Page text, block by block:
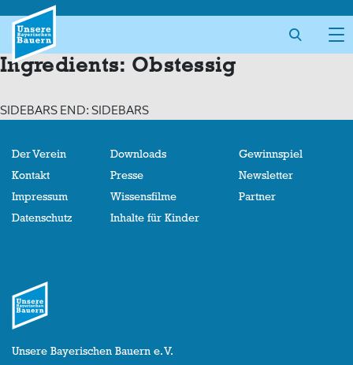
content
Ingredients: Obstessig
SIDEBARS END: SIDEBARS
Der Verein
Kontakt
Impressum
Datenschutz
Downloads
Presse
Wissensfilme
Inhalte für Kinder
Gewinnspiel
Newsletter
Partner
Unsere Bayerischen Bauern e. V.